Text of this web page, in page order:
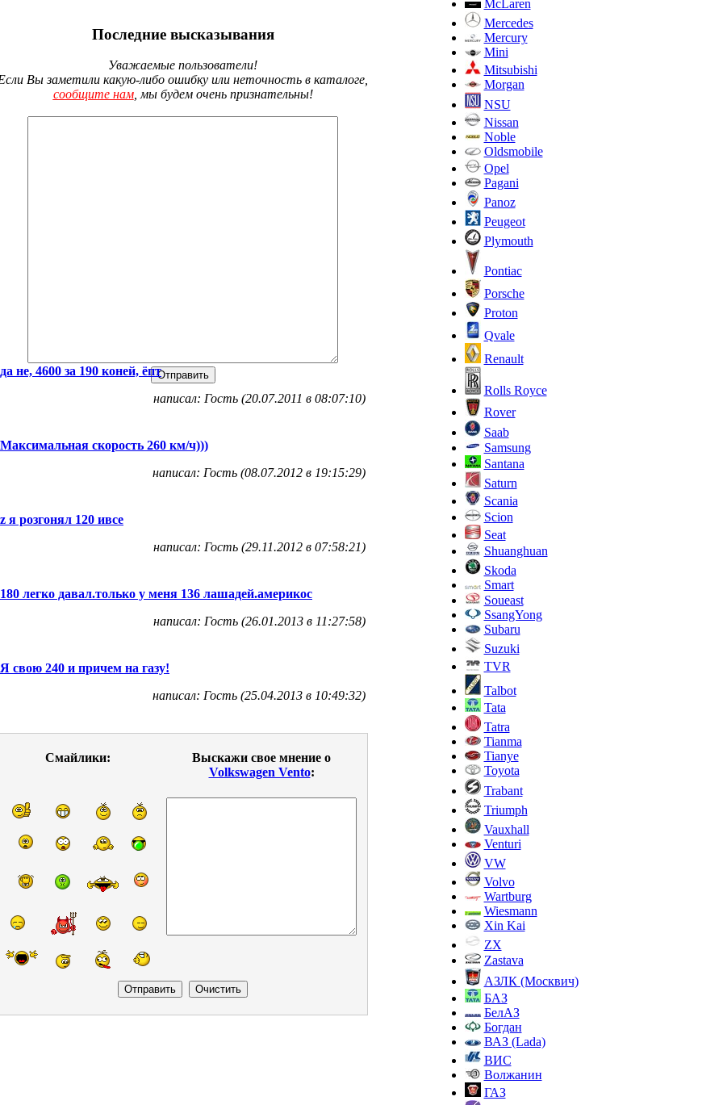
Последние высказывания
Уважаемые пользователи!
Вы заметили какую-либо ошибку или неточность в каталоге,
сообщите нам, мы будем очень признательны!
да не, 4600 за 190 коней, ёпт
написал: Гость (20.07.2011 в 08:07:10)
Максимальная скорость 260 км/ч)))
написал: Гость (08.07.2012 в 19:15:29)
z я розгонял 120 ивсе
написал: Гость (29.11.2012 в 07:58:21)
180 легко давал.только у меня 136 лашадей.америкос
написал: Гость (26.01.2013 в 11:27:58)
Я свою 240 и причем на газу!
написал: Гость (25.04.2013 в 10:49:32)
Смайлики:
Выскажи свое мнение о
Volkswagen Vento:
McLaren
Mercedes
Mercury
Mini
Mitsubishi
Morgan
NSU
Nissan
Noble
Oldsmobile
Opel
Pagani
Panoz
Peugeot
Plymouth
Pontiac
Porsche
Proton
Qvale
Renault
Rolls Royce
Rover
Saab
Samsung
Santana
Saturn
Scania
Scion
Seat
Shuanghuan
Skoda
Smart
Soueast
SsangYong
Subaru
Suzuki
TVR
Talbot
Tata
Tatra
Tianma
Tianye
Toyota
Trabant
Triumph
Vauxhall
Venturi
VW
Volvo
Wartburg
Wiesmann
Xin Kai
ZX
Zastava
АЗЛК (Москвич)
БАЗ
БелАЗ
Богдан
ВАЗ (Lada)
ВИС
Волжанин
ГАЗ